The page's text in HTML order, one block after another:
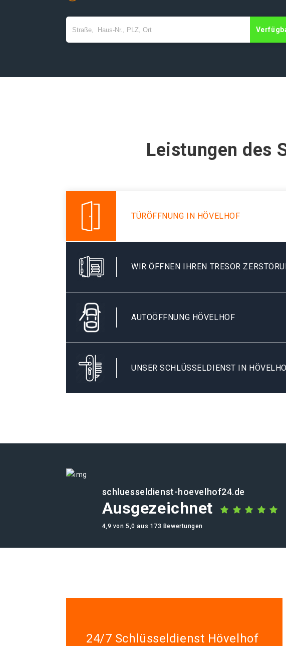
Leistungen des
TÜRÖFFNUNG IN HÖVELHOF
WIR ÖFFNEN IHREN TRESOR
AUTOÖFFNUNG HÖVELHOF
UNSER SCHLÜSSELDIENST IN
schluesseldienst-hoevelhof24.de
Ausgezeichnet
4,9 von 5,0 aus 173 Bewertungen
24/7 Schlüsseldienst Hövelhof